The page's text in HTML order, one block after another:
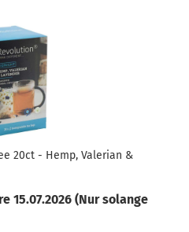
20ct - Hemp, Valerian &
15.07.2026 (Nur solange